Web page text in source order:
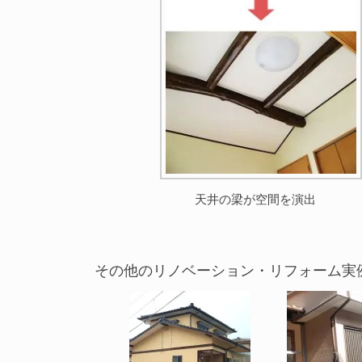
天井の梁が空間を演出
その他のリノベーション・リフォーム実